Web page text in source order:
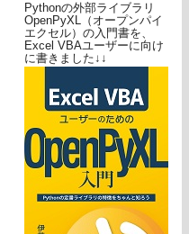
Pythonの外部ライブラリ
OpenPyXL（オープンパイ
エクセル）の入門書を、
Excel VBAユーザーに向け
に書きました↓↓